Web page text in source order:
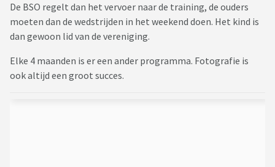
De BSO regelt dan het vervoer naar de training, de ouders
moeten dan de wedstrijden in het weekend doen. Het kind is
dan gewoon lid van de vereniging.
Elke 4 maanden is er een ander programma. Fotografie is
ook altijd een groot succes.